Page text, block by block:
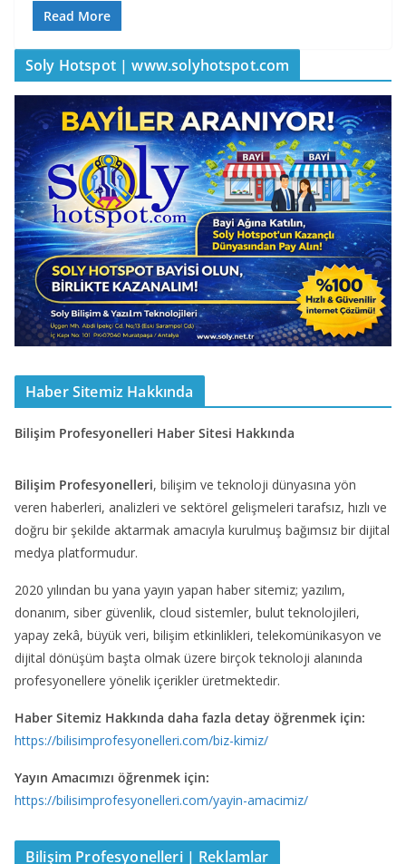
Read More
Soly Hotspot | www.solyhotspot.com
Haber Sitemiz Hakkında
Bilişim Profesyonelleri Haber Sitesi Hakkında
Bilişim Profesyonelleri, bilişim ve teknoloji dünyasına yön
veren haberleri, analizleri ve sektörel gelişmeleri tarafsız, hızlı ve
doğru bir şekilde aktarmak amacıyla kurulmuş bağımsız bir dijital
medya platformudur.
2020 yılından bu yana yayın yapan haber sitemiz; yazılım,
donanım, siber güvenlik, cloud sistemler, bulut teknolojileri,
yapay zekâ, büyük veri, bilişim etkinlikleri, telekomünikasyon ve
dijital dönüşüm başta olmak üzere birçok teknoloji alanında
profesyonellere yönelik içerikler üretmektedir.
Haber Sitemiz Hakkında daha fazla detay öğrenmek için:
https://bilisimprofesyonelleri.com/biz-kimiz/
Yayın Amacımızı öğrenmek için:
https://bilisimprofesyonelleri.com/yayin-amacimiz/
Bilişim Profesyonelleri | Reklamlar